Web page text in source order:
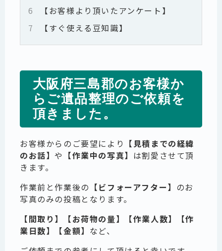
6
【お客様より頂いたアンケート】
7
【すぐ使える豆知識】
大阪府三島郡のお客様か
らご遺品整理のご依頼を
頂きました。
お客様からのご要望により 【見積までの経緯
のお話】や 【作業中の写真】 は割愛させて頂
きます。
作業前と作業後の 【ビフォーアフター】 のお
写真のみの投稿となります。
【間取り】【お荷物の量】【作業人数】【作
業日数】【金額】 など、